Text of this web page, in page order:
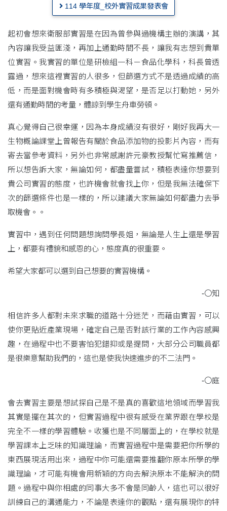
114 學年度_校外實習成果發表會
起初會想來衛服部實習是在因為曾參與過機構主辦的演講，其
內容讓我受益匪淺，再加上通勤時間不長，讓我有志想到貴單
位實習。我實習的單位是研檢組一科－食品化學科，科長曾透
露過，想來這裡實習的人很多，但篩選方式不是透過成績的高
低，而是面對機會時有多積極與渴望，是否足以打動她，另外
還有通勤時間的考量，體諒到學生舟車勞頓。
真心覺得自己很幸運，因為本身成績沒有很好，剛好我再大一
生物概論課堂上曾報告有關於食品添加物的投影片內容，而有
寄去當參考資料，另外也非常感謝許元豪教授幫忙寫推薦信，
所以想告訴大家，無論如何，都盡量嘗試，積極表達你想要到
貴公司實習的態度，也許機會就會找上你，但是我無法確保下
次的篩選條件也是一樣的，所以建議大家無論如何都盡力去爭
取機會。。
實習中，遇到任何問題想詢問學長姐，無論是人生上還是學習
上，都要有禮貌和感恩的心，態度真的很重要。
希望大家都可以選到自己想要的實習機構。
-〇知
相信許多人都對未來求職的道路十分迷茫，而藉由實習，可以
使你更貼近產業現場，確定自己是否對該行業的工作內容感興
趣，在過程中也不要害怕犯錯抑或是提問，大部分公司職員都
是很樂意幫助我們的，這也是使我快速進步的不二法門。
-〇庭
會去實習主要是想試探自己是不是真的喜歡這地領域而學習我
其實是擺在其次的，但實習過程中很有感受在業界跟在學校是
完全不一樣的學習體驗。收獲也是不同層面上的，在學校就是
學習課本上乏味的知識理論，而實習過程中是需要把你所學的
東西展現活用出來，過程中你可能還需要推翻你原本所學的學
識理論，才可能有機會用新穎的方向去解決原本不能解決的問
題。過程中與你相處的同事大多不會是同齡人，這也可以很好
訓練自己的溝通能力，不論是表達你的觀點，還有展現你的特